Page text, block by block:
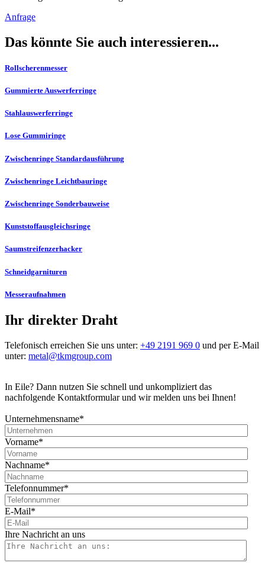
Anfrage
Das könnte Sie auch interessieren...
Rollscherenmesser
Gummierte Auswerferringe
Stahlauswerferringe
Lose Gummiringe
Zwischenringe Standardausführung
Zwischenringe Leichtbauringe
Zwischenringe Sonderbauweise
Kunststoffausgleichsringe
Saumstreifenzerhacker
Schneidgarnituren
Messeraufnahmen
Ihr direkter Draht
Telefonisch erreichen Sie uns unter: +49 2191 969 0 und per E-Mail
unter: metal@tkmgroup.com
In Eile? Dann nutzen Sie schnell und unkompliziert das
nachfolgende Kontaktformular und wir melden uns bei Ihnen!
Unternehmensname*
Vorname*
Nachname*
Telefonnummer*
E-Mail*
Ihre Nachricht an uns